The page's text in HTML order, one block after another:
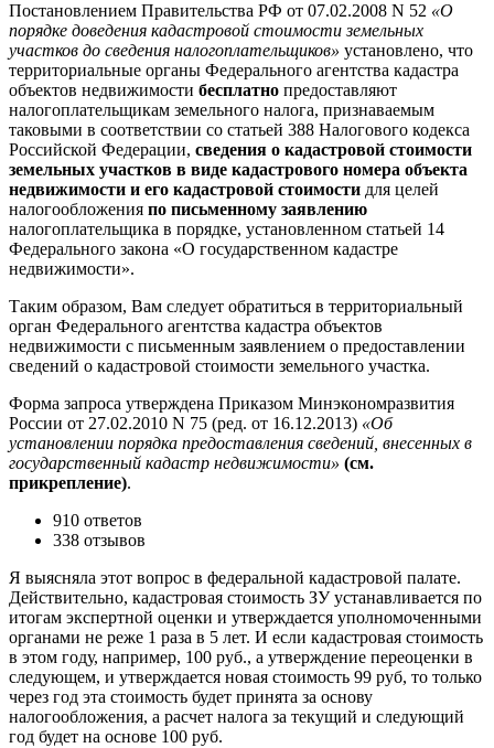
Постановлением Правительства РФ от 07.02.2008 N 52 «О
порядке доведения кадастровой стоимости земельных
участков до сведения налогоплательщиков» установлено, что
территориальные органы Федерального агентства кадастра
объектов недвижимости бесплатно предоставляют
налогоплательщикам земельного налога, признаваемым
таковыми в соответствии со статьей 388 Налогового кодекса
Российской Федерации, сведения о кадастровой стоимости
земельных участков в виде кадастрового номера объекта
недвижимости и его кадастровой стоимости для целей
налогообложения по письменному заявлению
налогоплательщика в порядке, установленном статьей 14
Федерального закона «О государственном кадастре
недвижимости».
Таким образом, Вам следует обратиться в территориальный
орган Федерального агентства кадастра объектов
недвижимости с письменным заявлением о предоставлении
сведений о кадастровой стоимости земельного участка.
Форма запроса утверждена Приказом Минэкономразвития
России от 27.02.2010 N 75 (ред. от 16.12.2013) «Об
установлении порядка предоставления сведений, внесенных в
государственный кадастр недвижимости» (см.
прикрепление).
910 ответов
338 отзывов
Я выясняла этот вопрос в федеральной кадастровой палате.
Действительно, кадастровая стоимость ЗУ устанавливается по
итогам экспертной оценки и утверждается уполномоченными
органами не реже 1 раза в 5 лет. И если кадастровая стоимость
в этом году, например, 100 руб., а утверждение переоценки в
следующем, и утверждается новая стоимость 99 руб, то только
через год эта стоимость будет принята за основу
налогообложения, а расчет налога за текущий и следующий
год будет на основе 100 руб.